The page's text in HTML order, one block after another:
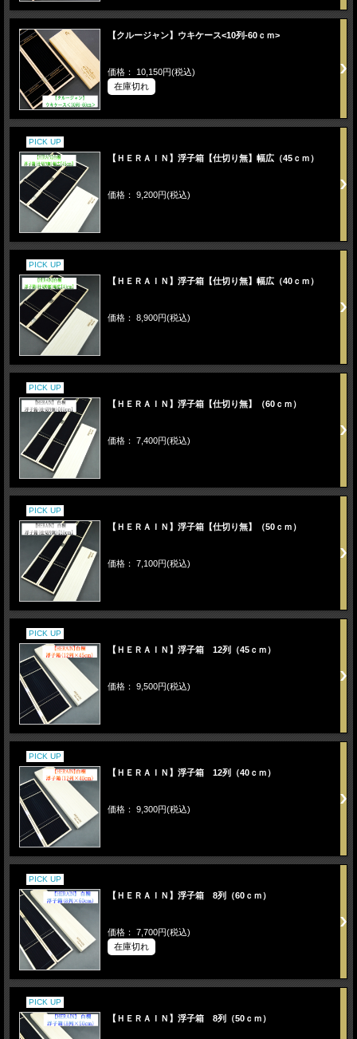
【クルージャン】ウキケース<10列-60ｃｍ>
価格： 10,150円(税込)
在庫切れ
PICK UP
【ＨＥＲＡＩＮ】浮子箱【仕切り無】幅広（45ｃｍ）
価格： 9,200円(税込)
PICK UP
【ＨＥＲＡＩＮ】浮子箱【仕切り無】幅広（40ｃｍ）
価格： 8,900円(税込)
PICK UP
【ＨＥＲＡＩＮ】浮子箱【仕切り無】（60ｃｍ）
価格： 7,400円(税込)
PICK UP
【ＨＥＲＡＩＮ】浮子箱【仕切り無】（50ｃｍ）
価格： 7,100円(税込)
PICK UP
【ＨＥＲＡＩＮ】浮子箱 12列（45ｃｍ）
価格： 9,500円(税込)
PICK UP
【ＨＥＲＡＩＮ】浮子箱 12列（40ｃｍ）
価格： 9,300円(税込)
PICK UP
【ＨＥＲＡＩＮ】浮子箱 8列（60ｃｍ）
価格： 7,700円(税込)
在庫切れ
PICK UP
【ＨＥＲＡＩＮ】浮子箱 8列（50ｃｍ）